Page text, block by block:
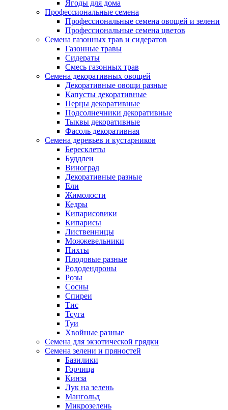
Ягоды для дома
Профессиональные семена
Профессиональные семена овощей и зелени
Профессиональные семена цветов
Семена газонных трав и сидератов
Газонные травы
Сидераты
Смесь газонных трав
Семена декоративных овощей
Декоративные овощи разные
Капусты декоративные
Перцы декоративные
Подсолнечники декоративные
Тыквы декоративные
Фасоль декоративная
Семена деревьев и кустарников
Бересклеты
Буддлеи
Виноград
Декоративные разные
Ели
Жимолости
Кедры
Кипарисовики
Кипарисы
Лиственницы
Можжевельники
Пихты
Плодовые разные
Рододендроны
Розы
Сосны
Спиреи
Тис
Тсуга
Туи
Хвойные разные
Семена для экзотической грядки
Семена зелени и пряностей
Базилики
Горчица
Кинза
Лук на зелень
Мангольд
Микрозелень